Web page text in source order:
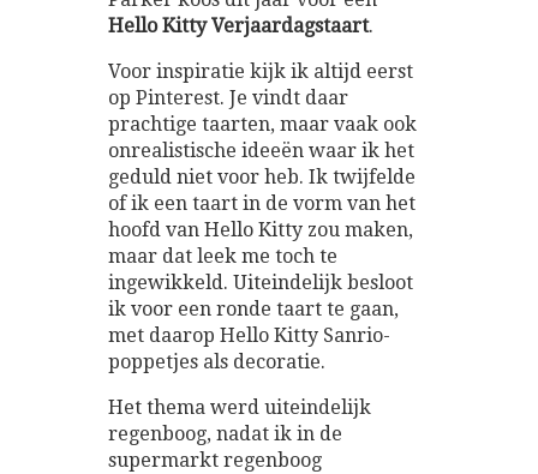
Hello Kitty Verjaardagstaart.
Voor inspiratie kijk ik altijd eerst
op Pinterest. Je vindt daar
prachtige taarten, maar vaak ook
onrealistische ideeën waar ik het
geduld niet voor heb. Ik twijfelde
of ik een taart in de vorm van het
hoofd van Hello Kitty zou maken,
maar dat leek me toch te
ingewikkeld. Uiteindelijk besloot
ik voor een ronde taart te gaan,
met daarop Hello Kitty Sanrio-
poppetjes als decoratie.
Het thema werd uiteindelijk
regenboog, nadat ik in de
supermarkt regenboog